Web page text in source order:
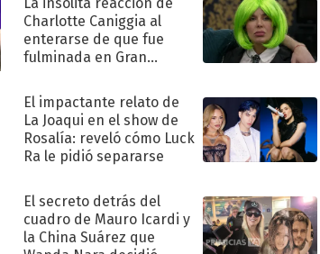
Charlotte Caniggia al
enterarse de que fue
fulminada en Gran
El impactante relato de
La Joaqui en el show de
Rosalía: reveló cómo Luck
Ra le pidió separarse
El secreto detrás del
cuadro de Mauro Icardi y
la China Suárez que